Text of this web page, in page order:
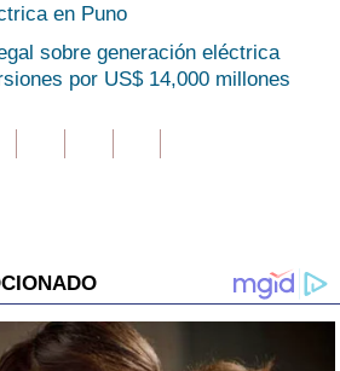
en Puno
sobre generación eléctrica
por US$ 14,000 millones